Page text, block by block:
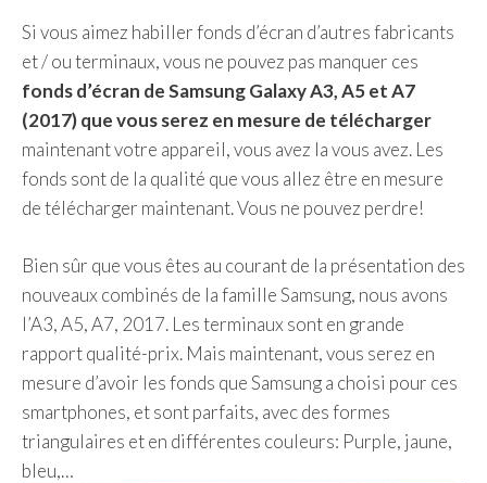
Si vous aimez habiller fonds d’écran d’autres fabricants
et / ou terminaux, vous ne pouvez pas manquer ces
fonds d’écran de Samsung Galaxy A3, A5 et A7
(2017) que vous serez en mesure de télécharger
maintenant votre appareil, vous avez la vous avez. Les
fonds sont de la qualité que vous allez être en mesure
de télécharger maintenant. Vous ne pouvez perdre!
Bien sûr que vous êtes au courant de la présentation des
nouveaux combinés de la famille Samsung, nous avons
l’A3, A5, A7, 2017. Les terminaux sont en grande
rapport qualité-prix. Mais maintenant, vous serez en
mesure d’avoir les fonds que Samsung a choisi pour ces
smartphones, et sont parfaits, avec des formes
triangulaires et en différentes couleurs: Purple, jaune,
bleu,…